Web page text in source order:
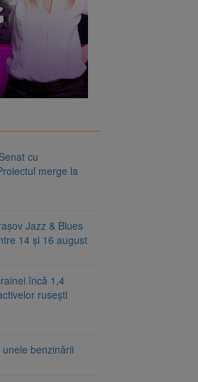
cu
merge la
Jazz & Blues
14 și 16 august
încă 1,4
rusești
benzinării